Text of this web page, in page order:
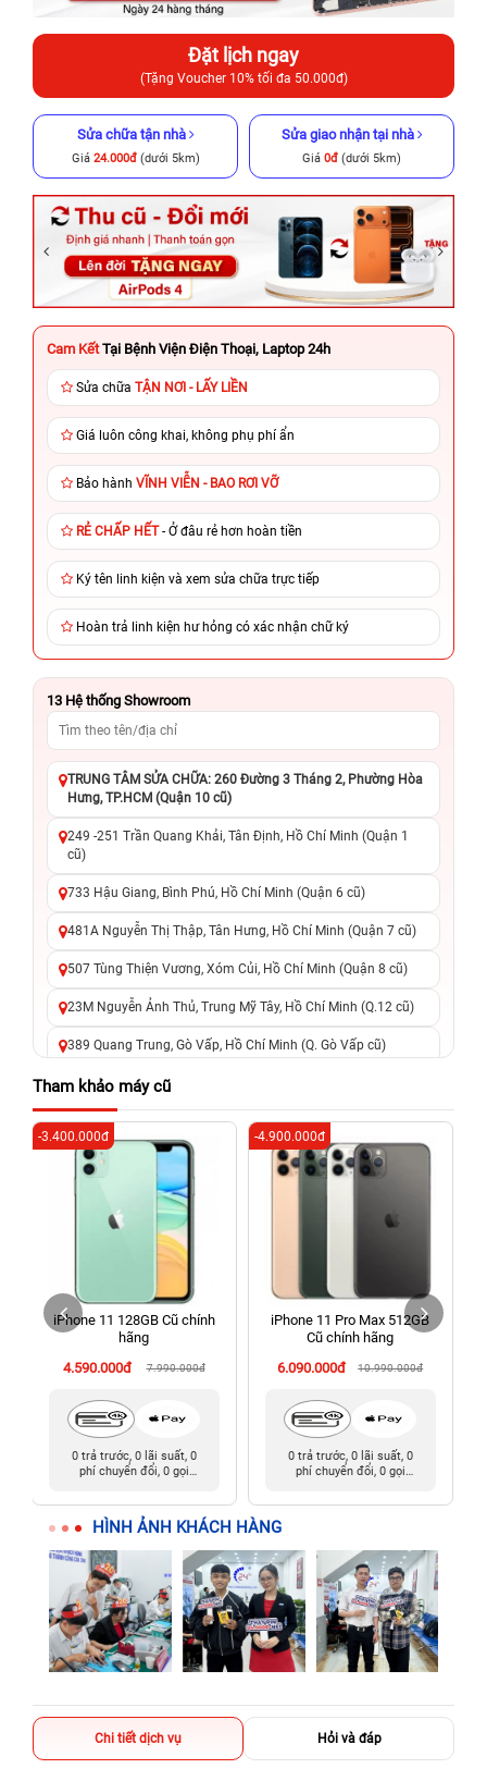
Đặt lịch ngay
(Tặng Voucher 10% tối đa 50.000đ)
Sửa chữa tận nhà
Giá 24.000đ(dưới 5km)
Sửa giao nhận tại nhà
Giá 0đ (dưới 5km)
Cam Kết Tại Bệnh Viện Điện Thoại, Laptop 24h
Sửa chữa TẬN NƠI - LẤY LIỀN
Giá luôn công khai, không phụ phí ẩn
Bảo hành VĨNH VIỄN - BAO RƠI VỠ
RẺ CHẤP HẾT- Ở đâu rẻ hơn hoàn tiền
Ký tên linh kiện và xem sửa chữa trực tiếp
Hoàn trả linh kiện hư hỏng có xác nhận chữ ký
13 Hệ thống Showroom
TRUNG TÂM SỬA CHỮA: 260 Đường 3 Tháng 2, Phường Hòa
Hưng, TP.HCM (Quận 10 cũ)
249 -251 Trần Quang Khải, Tân Định, Hồ Chí Minh (Quận 1
cũ)
733 Hậu Giang, Bình Phú, Hồ Chí Minh (Quận 6 cũ)
481A Nguyễn Thị Thập, Tân Hưng, Hồ Chí Minh (Quận 7 cũ)
507 Tùng Thiện Vương, Xóm Củi, Hồ Chí Minh (Quận 8 cũ)
23M Nguyễn Ảnh Thủ, Trung Mỹ Tây, Hồ Chí Minh (Q.12 cũ)
389 Quang Trung, Gò Vấp, Hồ Chí Minh (Q. Gò Vấp cũ)
625 - 625A Âu Cơ, Tân Phú, Hồ Chí Minh (Quận Tân Phú cũ)
326 Lê Văn Việt, Tăng Nhơn Phú, Hồ Chí Minh (Q.9 TP. Thủ
Đức cũ)
256 Võ Văn Ngân, Thủ Đức, Hồ Chí Minh (Bình Thọ, TP. Thủ
Đức Cũ)
70 Nguyễn An Ninh, Dĩ An, Hồ Chí Minh (Bình Dương Cũ)
Tàu cũ)
198 Hoàng Văn Thụ, Tân Sơn Nhất, Hồ Chí Minh (Tân Bình
Tham khảo máy cũ
iPhone 11 128GB Cũ chính
hãng
4.590.000đ
7.990.000đ
-3.400.000đ
0 trả trước, 0 lãi suất, 0
phí chuyển đổi, 0 gọi
iPhone 11 Pro Max 512GB
Cũ chính hãng
6.090.000đ
10.990.000đ
-4.900.000đ
0 trả trước, 0 lãi suất, 0
phí chuyển đổi, 0 gọi
HÌNH ẢNH KHÁCH HÀNG
Chi tiết dịch vụ Hỏi và đáp